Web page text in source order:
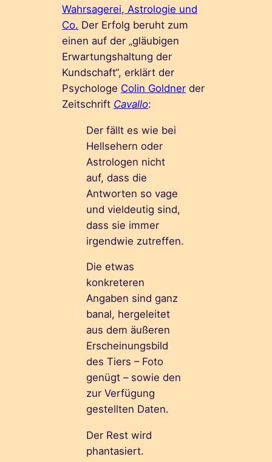
Wahrsagerei, Astrologie und
Co. Der Erfolg beruht zum
einen auf der „gläubigen
Erwartungshaltung der
Kundschaft“, erklärt der
Psychologe Colin Goldner der
Zeitschrift Cavallo:
Der fällt es wie bei
Hellsehern oder
Astrologen nicht
auf, dass die
Antworten so vage
und vieldeutig sind,
dass sie immer
irgendwie zutreffen.
Die etwas
konkreteren
Angaben sind ganz
banal, hergeleitet
aus dem äußeren
Erscheinungsbild
des Tiers – Foto
genügt – sowie den
zur Verfügung
gestellten Daten.
Der Rest wird
phantasiert.